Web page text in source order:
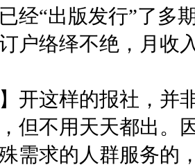
经“出版发行”了多
户络绎不绝，月收
】开这样的报社，并
但不用天天都出。
需求的人群服务的